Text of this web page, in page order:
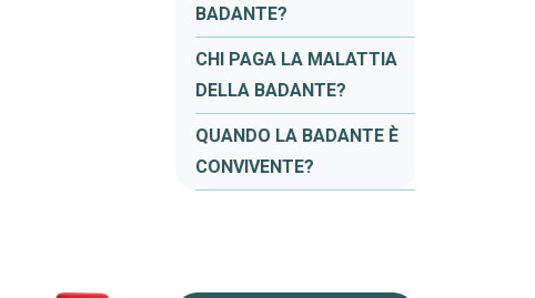
BADANTE?
CHI PAGA LA MALATTIA
DELLA BADANTE?
QUANDO LA BADANTE È
CONVIVENTE?